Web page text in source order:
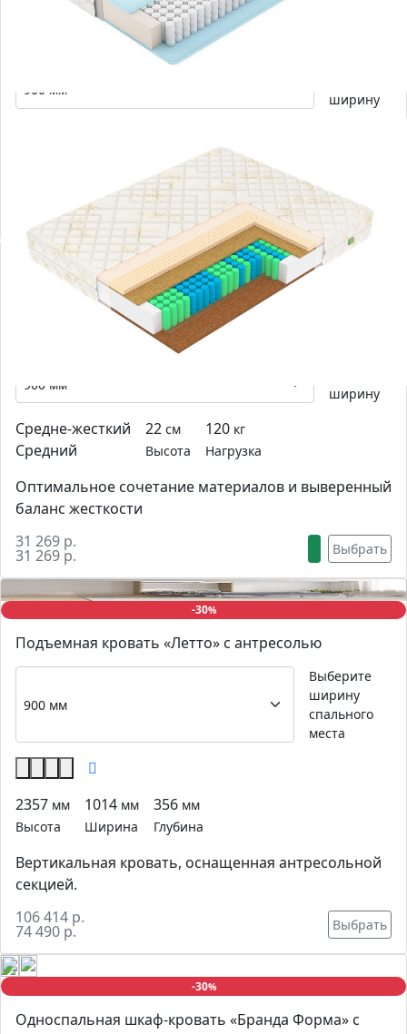
Матрас Vegas Compact 2
ширину
Нагрузка
17 846 р. Выбрать
-0%
ширину
Средне-жесткий
Средний
22 см
Высота
120 кг
Нагрузка
Оптимальное сочетание материалов и выверенный
баланс жесткости
31 269 р.
31 269 р. Выбрать
-30%
Подъемная кровать «Летто» с антресолью
Выберите
ширину
спального
места
2357 мм
Высота
1014 мм
Ширина
356 мм
Глубина
Вертикальная кровать, оснащенная антресольной
секцией.
106 414 р.
74 490 р. Выбрать
-30%
Односпальная шкаф-кровать «Бранда Форма» с